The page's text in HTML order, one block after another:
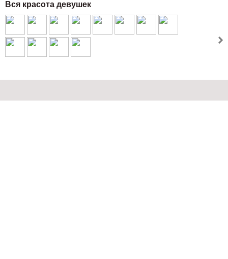
Вся красота девушек